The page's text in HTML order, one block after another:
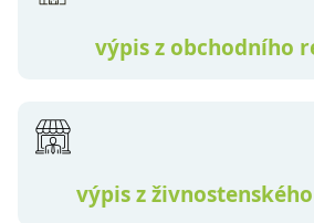
výpis z obchodního
výpis z